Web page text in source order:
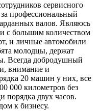
сервисного
профессиональный
валов. Являюсь
с большим количеством
и личные автомобили
молодцы, держат
Всегда добродушный
внимание и
20 машин у них, все
000 километров без
порядка двух часов.
к бизнесу.